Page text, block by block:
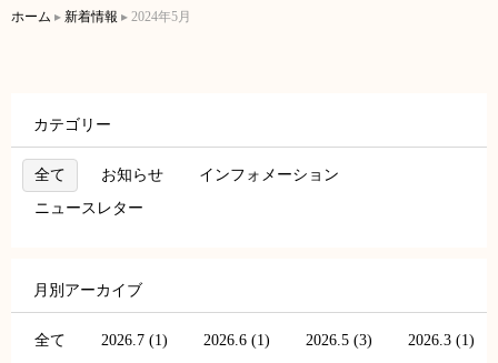
ホーム ▸ 新着情報 ▸ 2024年5月
カテゴリー
全て お知らせ
インフォメーション
ニュースレター
月別アーカイブ
全て 2026.7 (1) 2026.6 (1) 2026.5 (3)
2026.3 (1)